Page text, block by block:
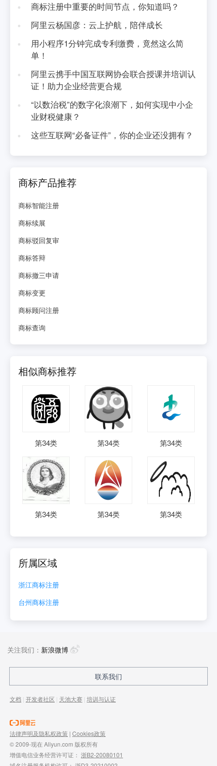
商标注册中重要的时间节点，你知道吗？
阿里云杨国彦：云上护航，陪伴成长
用小程序1分钟完成专利缴费，竟然这么简
单！
阿里云携手中国互联网协会联合授课并培训认
证！助力企业经营更合规
“以数治税”的数字化浪潮下，如何实现中小企
业财税健康？
这些互联网“必备证件”，你的企业还没拥有？
商标产品推荐
商标智能注册
商标续展
商标驳回复审
商标答辩
商标撤三申请
商标变更
商标顾问注册
商标查询
相似商标推荐
第34类 第34类 第34类
第34类 第34类 第34类
所属区域
浙江商标注册
台州商标注册